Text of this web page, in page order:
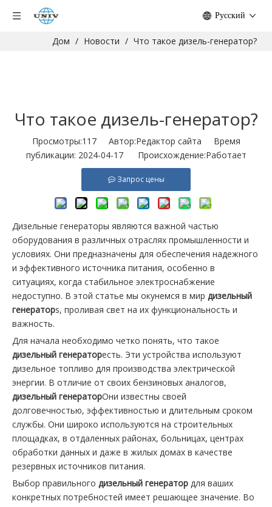
Pусский
Дом / Новости / Что такое дизель-генератор?
Что такое дизель-генератор?
Просмотры:117Автор:Pедактор сайта Время
публикации: 2024-04-17 Происхождение:Работает
Запрос цены
Дизельные генераторы являются важной частью
оборудования в различных отраслях промышленности и
условиях. Они предназначены для обеспечения надежного
и эффективного источника питания, особенно в
ситуациях, когда стабильное электроснабжение
недоступно. В этой статье мы окунемся в мир дизельный
генераторs, проливая свет на их функциональность и
важность.
Для начала необходимо четко понять, что такое
дизельный генераторесть. Эти устройства используют
дизельное топливо для производства электрической
энергии. В отличие от своих бензиновых аналогов,
дизельный генераторОни известны своей
долговечностью, эффективностью и длительным сроком
службы. Они широко используются на строительных
площадках, в отдаленных районах, больницах, центрах
обработки данных и даже в жилых домах в качестве
резервных источников питания.
Выбор правильного дизельный генератор для ваших
конкретных потребностей имеет решающее значение. Во